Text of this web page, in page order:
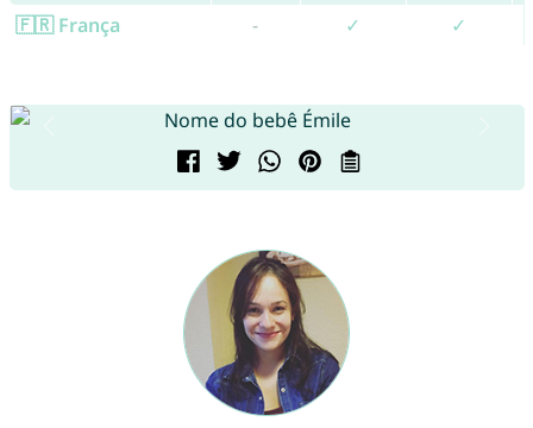
🇫🇷 França
- ✓ ✓